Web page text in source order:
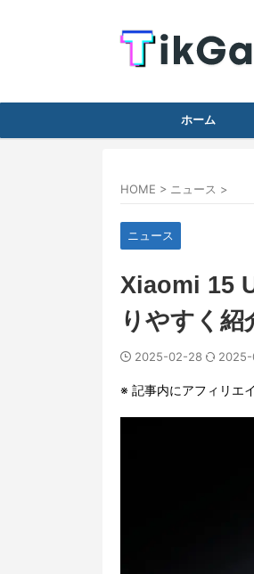
ホーム
HOME > ニュース >
ニュース
Xiaomi 15
りやすく紹
2025-02-28
※ 記事内にアフィリエ